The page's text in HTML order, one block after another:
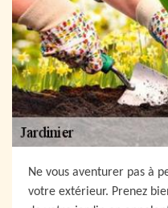
Ne vous aventurer pas à
votre extérieur. Prenez